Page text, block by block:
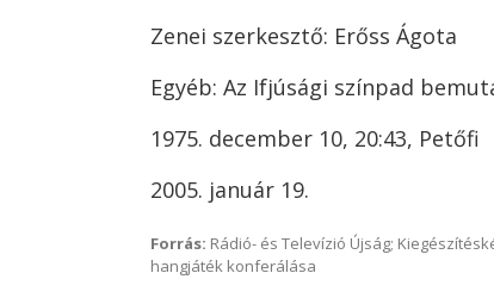
Zenei szerkesztő: Erőss Ágota
Egyéb: Az Ifjúsági színpad
1975. december 10, 20:43, Petőfi
2005. január 19.
Forrás: Rádió- és Televízió Újság;
hangjáték konferálása